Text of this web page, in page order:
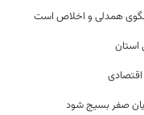
الگوی همدلی و اخلاص است
استان
صفر بسیج شود